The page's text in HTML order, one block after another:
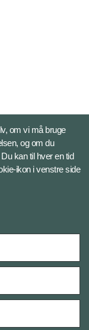
om vi må bruge
og om du
kan til hver en tid
ikon i venstre side